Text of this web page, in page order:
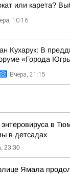
или карета?
10:16
Кухарук: В
«Города
Вчера, 21:15
энтеровируса в
в детсадах
23:30
Ямала